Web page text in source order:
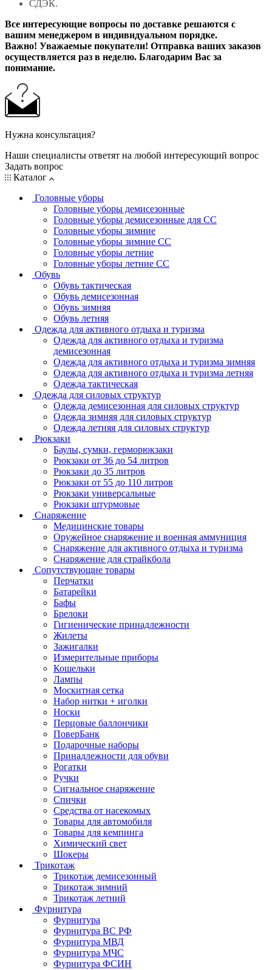
СДЭК.
Все интересующие вопросы по доставке решаются с
вашим менеджером в индивидуальном порядке.
Важно! Уважаемые покупатели! Отправка ваших заказов
осуществляется раз в неделю. Благодарим Вас за
понимание.
Нужна консультация?
Наши специалисты ответят на любой интересующий вопрос
Задать вопрос
Каталог
Головные уборы
Головные уборы демисезонные
Головные уборы демисезонные для СС
Головные уборы зимние
Головные уборы зимние СС
Головные уборы летние
Головные уборы летние СС
Обувь
Обувь тактическая
Обувь демисезонная
Обувь зимняя
Обувь летняя
Одежда для активного отдыха и туризма
Одежда для активного отдыха и туризма
демисезонная
Одежда для активного отдыха и туризма зимняя
Одежда для активного отдыха и туризма летняя
Одежда тактическая
Одежда для силовых структур
Одежда демисезонная для силовых структур
Одежда зимняя для силовых структур
Одежда летняя для силовых структур
Рюкзаки
Баулы, сумки, герморюкзаки
Рюкзаки от 36 до 54 литров
Рюкзаки до 35 литров
Рюкзаки от 55 до 110 литров
Рюкзаки универсальные
Рюкзаки штурмовые
Снаряжение
Медицинские товары
Оружейное снаряжение и военная аммуниция
Снаряжение для активного отдыха и туризма
Снаряжение для страйкбола
Сопутствующие товары
Перчатки
Батарейки
Бафы
Брелоки
Гигиенические принадлежности
Жилеты
Зажигалки
Измерительные приборы
Кошельки
Лампы
Москитная сетка
Набор нитки + иголки
Носки
Перцовые баллончики
ПоверБанк
Подарочные наборы
Принадлежности для обуви
Рогатки
Ручки
Сигнальное снаряжение
Спички
Средства от насекомых
Товары для автомобиля
Товары для кемпинга
Химический свет
Шокеры
Трикотаж
Трикотаж демисезонный
Трикотаж зимний
Трикотаж летний
Фурнитура
Фурнитура
Фурнитура ВС РФ
Фурнитура МВД
Фурнитура МЧС
Фурнитура ФСИН